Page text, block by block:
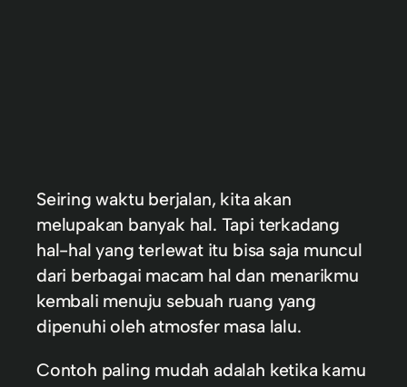
Seiring waktu berjalan, kita akan
melupakan banyak hal. Tapi terkadang
hal-hal yang terlewat itu bisa saja muncul
dari berbagai macam hal dan menarikmu
kembali menuju sebuah ruang yang
dipenuhi oleh atmosfer masa lalu.
Contoh paling mudah adalah ketika kamu